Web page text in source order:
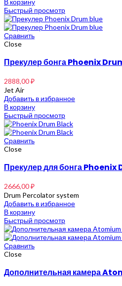
В корзину
Быстрый просмотр
Сравнить
Close
Прекулер бонга Phoenix
2888,00₽
Jet Air
Добавить в избранное
В корзину
Быстрый просмотр
Сравнить
Close
Прекулер для бонга
2666,00₽
Drum Percolator system
Добавить в избранное
В корзину
Быстрый просмотр
Сравнить
Close
Дополнительная камера